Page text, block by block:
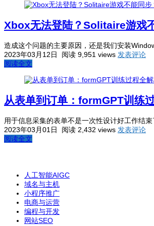
Xbox无法登陆？Solitaire游戏
造成这个问题的主要原因，还是我们安装
2023年03月12日
阅读 9,951 views 发表评论
阅读全文
从表单到订单：formGPT训练
用于信息采集的表单不是一次性设计好工作结
2023年03月01日
阅读 2,432 views 发表评论
阅读全文
人工智能AIGC
域名与主机
小程序推广
电商与运营
编程与开发
网站SEO